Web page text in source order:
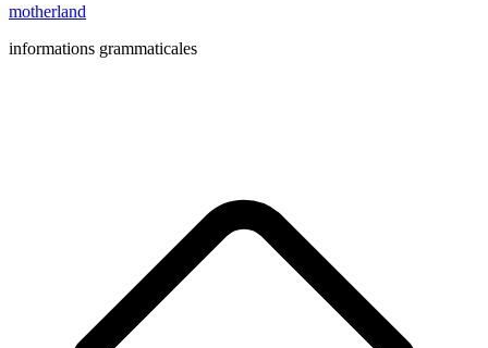
motherland
informations grammaticales